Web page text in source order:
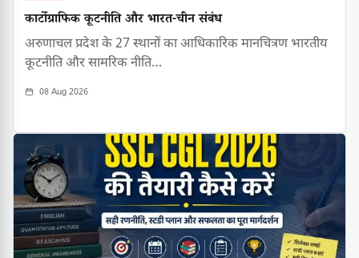
कार्टोग्राफिक कूटनीति और भारत-चीन संबंध
अरुणाचल प्रदेश के 27 स्थानों का आधिकारिक मानचित्रण भारतीय
कूटनीति और सामरिक नीति…
08 Aug 2026